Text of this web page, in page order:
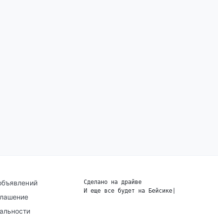
Сделано на драйве
И еще все будет на Бейсике